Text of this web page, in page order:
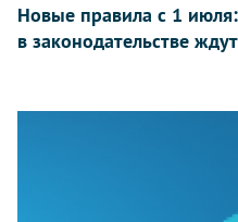
Новые правила с 1
в законодательстве